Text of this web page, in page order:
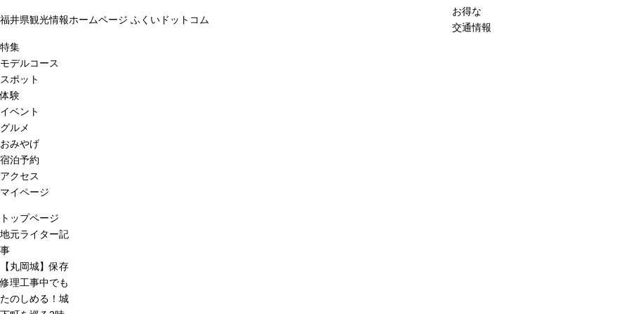
福井県観光情報ホームページ ふくいドットコム
お得な
交通情報
特集
モデルコース
スポット
体験
イベント
グルメ
おみやげ
宿泊予約
アクセス
マイページ
トップページ
地元ライター記
事
【丸岡城】保存
修理工事中でも
たのしめる！城